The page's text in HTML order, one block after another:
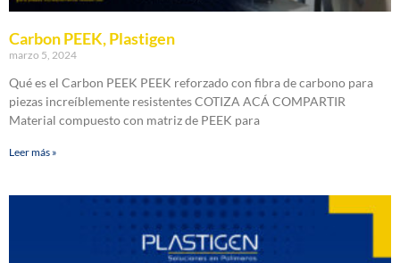
Carbon PEEK, Plastigen
marzo 5, 2024
Qué es el Carbon PEEK PEEK reforzado con fibra de carbono para
piezas increíblemente resistentes COTIZA ACÁ COMPARTIR
Material compuesto con matriz de PEEK para
Leer más »